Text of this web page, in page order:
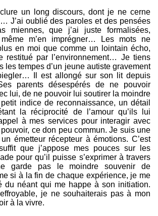
un long discours, dont je ne cerne
J’ai oublié des paroles et des pensées
miennes, que j’ai juste formalisées,
m’en imprégner… Les mots ne
en moi que comme un lointain écho,
restitué par l’environnement… Je tiens
les tempes d’un jeune autiste gravement
Il est allongé sur son lit depuis
parents désespérés de ne pouvoir
lui, de ne pouvoir lui soutirer la moindre
indice de reconnaissance, un détail
la réciprocité de l’amour qu’ils lui
à mes services pour interagir avec
ce don peu commun. Je suis une
émetteur récepteur à émotions. C’est
que j’appose mes pouces sur les
pour qu’il puisse s’exprimer à travers
garde pas le moindre souvenir de
si à la fin de chaque expérience, je me
du néant qui me happe à son initiation.
je ne souhaiterais pas à mon
à la vivre.